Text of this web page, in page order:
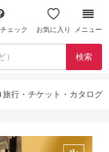
ェック お気に入り メニュー
検索
旅行・チケット・カタログ